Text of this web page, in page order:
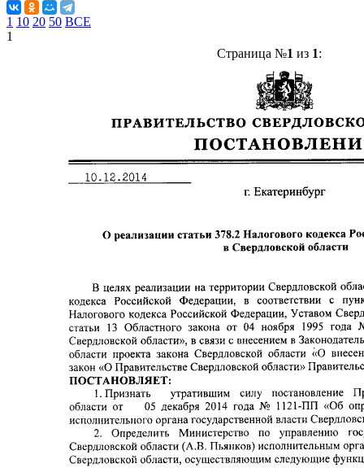
1 10 20 50 ВСЕ
1
Страница №1 из 1: